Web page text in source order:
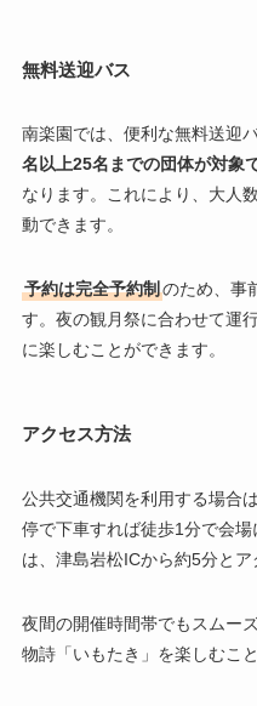
無料送迎バス
南楽園では、便利な無料送迎
名以上25名までの団体が対象
なります。これにより、大人
動できます。
予約は完全予約制のため、事
す。夜の観月祭に合わせて運
に楽しむことができます。
アクセス方法
公共交通機関を利用する場合
停で下車すれば徒歩1分で会
は、津島岩松ICから約5分とア
夜間の開催時間帯でもスムー
物詩「いもたき」を楽しむこ